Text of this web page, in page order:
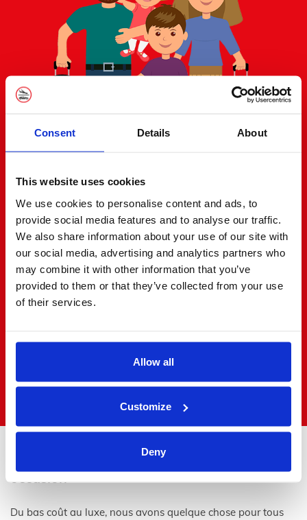
Consent Details About
This website uses cookies
We use cookies to personalise content and ads, to
provide social media features and to analyse our traffic.
We also share information about your use of our site with
our social media, advertising and analytics partners who
may combine it with other information that you’ve
provided to them or that they’ve collected from your use
of their services.
Allow all
Customize
Deny
Service excellent, entreprise
professionnelle qui a rendu le
processus de réservation facile et
agréable. Je les recommande
vivement.
VOIR PLUS D'AVIS
Une voiture pour chaque budget et chaque
occasion
Du bas coût au luxe, nous avons quelque chose pour tous